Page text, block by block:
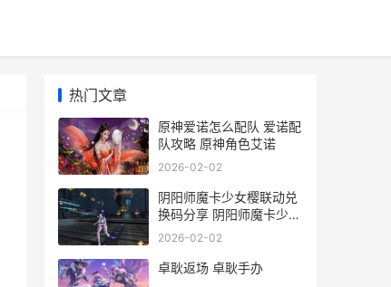
热门文章
原神爱诺怎么配队 爱诺配
队攻略 原神角色艾诺
2026-02-02
阴阳师魔卡少女樱联动兑
换码分享 阴阳师魔卡少女
樱联动必得礼包
2026-02-02
卓耿返场 卓耿手办